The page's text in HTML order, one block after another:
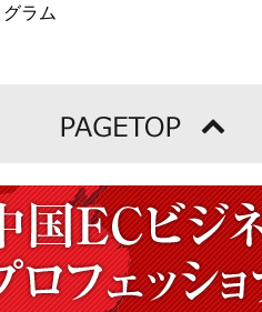
ラム